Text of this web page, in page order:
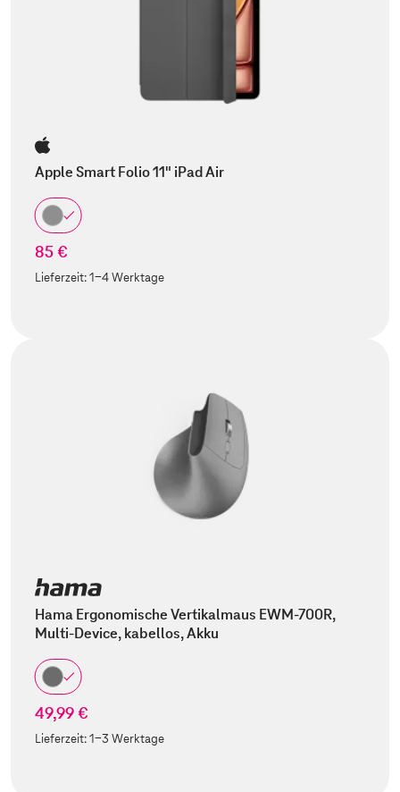
Apple Smart Folio 11" iPad Air
85 €
Lieferzeit:1-4 Werktage
Hama Ergonomische Vertikalmaus EWM-700R,
Multi-Device, kabellos, Akku
49,99 €
Lieferzeit:1-3 Werktage